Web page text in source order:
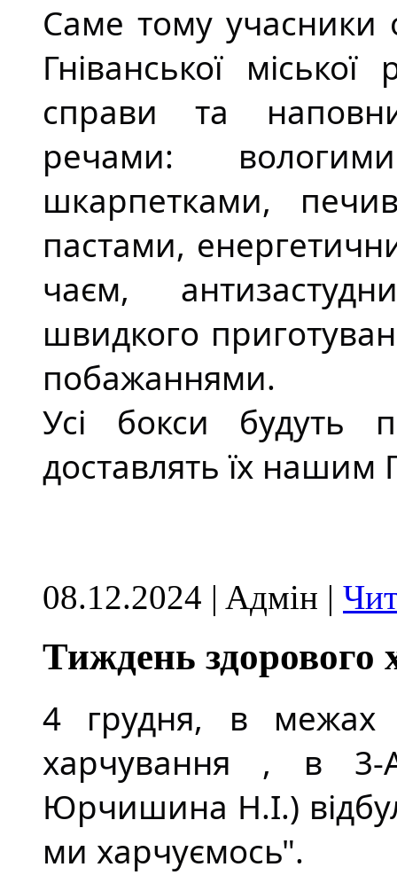
Саме тому учасники
Гніванської
справи та
речами:
шкарпетками,
пастами,
чаєм,
швидкого
побажаннями.
Усі бокси будуть
доставлять їх нашим
08.12.2024 | Aдмін |
Тиждень здорового
4 грудня, в межах
харчування , в 3-
Юрчишина Н.І.)
ми харчуємось".